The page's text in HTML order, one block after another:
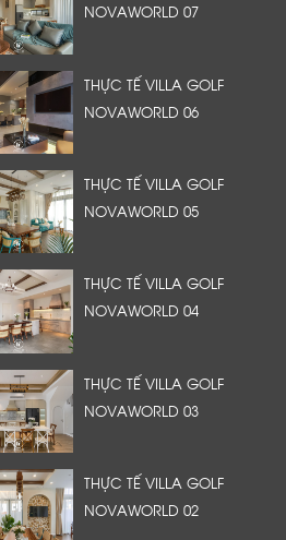
NOVAWORLD 07
THỰC TẾ VILLA GOLF
NOVAWORLD 06
THỰC TẾ VILLA GOLF
NOVAWORLD 05
THỰC TẾ VILLA GOLF
NOVAWORLD 04
THỰC TẾ VILLA GOLF
NOVAWORLD 03
THỰC TẾ VILLA GOLF
NOVAWORLD 02